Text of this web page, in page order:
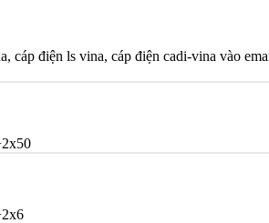
cáp điện ls vina, cáp điện cadi-vina vào